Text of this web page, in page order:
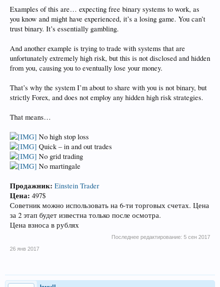
Examples of this are… expecting free binary systems to work, as
you know and might have experienced, it’s a losing game. You can’t
trust binary. It’s essentially gambling.
And another example is trying to trade with systems that are
unfortunately extremely high risk, but this is not disclosed and hidden
from you, causing you to eventually lose your money.
That’s why the system I’m about to share with you is not binary, but
strictly Forex, and does not employ any hidden high risk strategies.
That means…
No high stop loss
Quick – in and out trades
No grid trading
No martingale
Продажник: Einstein Trader
Цена: 497$
Советник можно использовать на 6-ти торговых счетах. Цена
за 2 этап будет известна только после осмотра.
Цена взноса в рублях
Последнее редактирование: 5 сен 2017
26 янв 2017